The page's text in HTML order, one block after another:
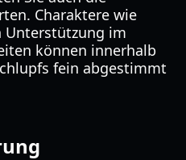
Charaktere wie
Unterstützung im
können innerhalb
fein abgestimmt